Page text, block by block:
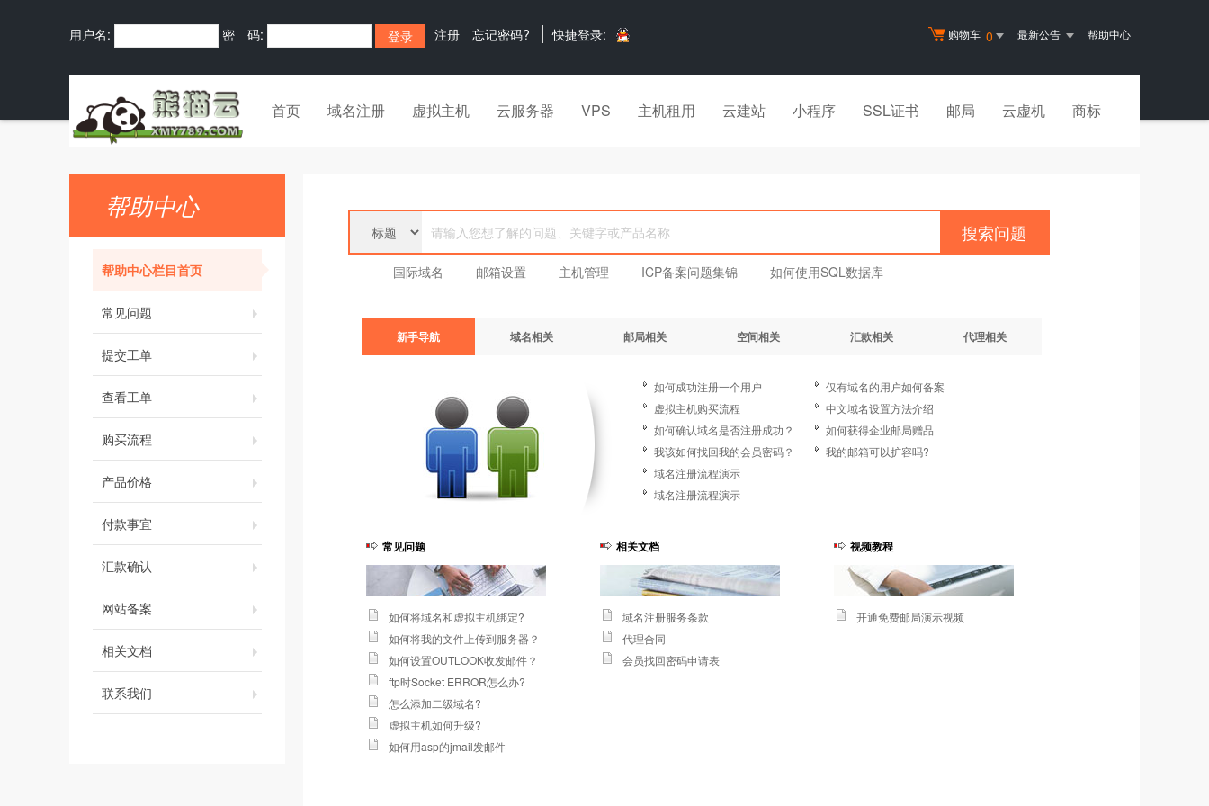
购物车 0 最新公告 帮助中心
用户名: 密 码: 注册 忘记密码? 快捷登录:
首页 域名注册 虚拟主机 云服务器 VPS 主机租用 云建站 小程序 SSL证书 邮局 云虚机 商标
帮助中心
帮助中心栏目首页
常见问题
提交工单
查看工单
购买流程
产品价格
付款事宜
汇款确认
网站备案
相关文档
联系我们
搜索问题
国际域名 邮箱设置 主机管理 ICP备案问题集锦 如何使用SQL数据库
新手导航 域名相关 邮局相关 空间相关 汇款相关 代理相关
如何成功注册一个用户
虚拟主机购买流程
如何确认域名是否注册成功？
我该如何找回我的会员密码？
域名注册流程演示
域名注册流程演示
仅有域名的用户如何备案
中文域名设置方法介绍
如何获得企业邮局赠品
我的邮箱可以扩容吗?
常见问题
如何将域名和虚拟主机绑定?
如何将我的文件上传到服务器？
如何设置OUTLOOK收发邮件？
ftp时Socket ERROR怎么办?
怎么添加二级域名?
虚拟主机如何升级?
如何用asp的jmail发邮件
相关文档
域名注册服务条款
代理合同
会员找回密码申请表
视频教程
开通免费邮局演示视频